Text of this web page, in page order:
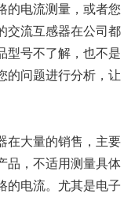
的电流测量，或者您
交流互感器在公司都
型号不了解，也不是
的问题进行分析，让
大量的销售，主要
品，不适用测量具体
的电流。尤其是电子